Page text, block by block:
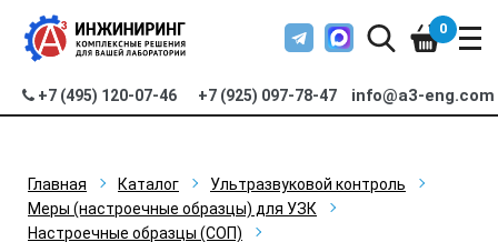
+7 (495) 120-07-46 +7 (925) 097-78-47 info@a3-eng.com
0
Главная Каталог
Ультразвуковой контроль
Меры (настроечные образцы) для УЗК
Настроечные образцы (СОП)